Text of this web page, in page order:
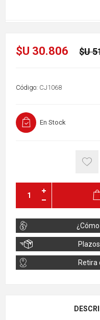
$U 30.806 $U
Código: CJ1068
En Stock
Retira